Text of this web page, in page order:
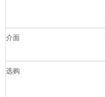
介面
选购